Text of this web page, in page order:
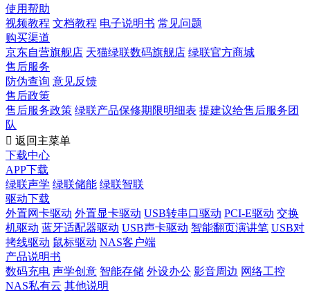
使用帮助
视频教程 文档教程 电子说明书 常见问题
购买渠道
京东自营旗舰店 天猫绿联数码旗舰店 绿联官方商城
售后服务
防伪查询 意见反馈
售后政策
售后服务政策 绿联产品保修期限明细表 提建议给售后服务团
队
 返回主菜单
下载中心
APP下载
绿联声学 绿联储能 绿联智联
驱动下载
外置网卡驱动 外置显卡驱动 USB转串口驱动 PCI-E驱动 交换
机驱动 蓝牙适配器驱动 USB声卡驱动 智能翻页演讲笔 USB对
拷线驱动 鼠标驱动 NAS客户端
产品说明书
数码充电 声学创意 智能存储 外设办公 影音周边 网络工控
NAS私有云 其他说明